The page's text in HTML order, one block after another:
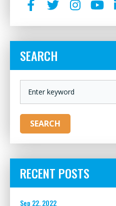
PREMIÈRE
THÉRAPIE
GÉNIQUE
RESTAURATION
VISUELLE
POUR
LES
MALADIES
HÉRÉDITAIRES
SEARCH
SEARCH
RECENT POSTS
Sep 22, 2022